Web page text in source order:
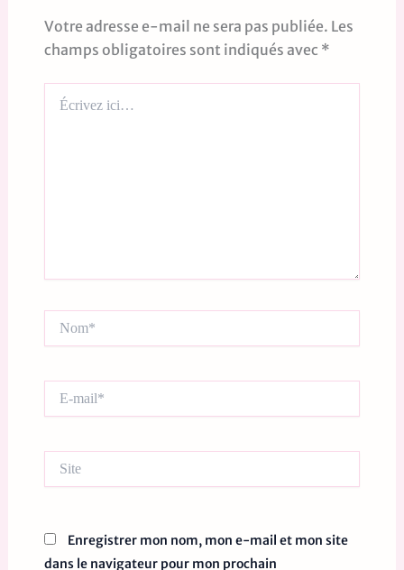
Votre adresse e-mail ne sera pas publiée. Les
champs obligatoires sont indiqués avec *
ici…
mail*
Enregistrer mon nom, mon e-mail et mon site
dans le navigateur pour mon prochain